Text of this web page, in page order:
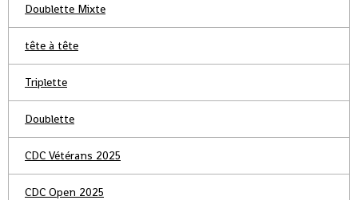
Doublette Mixte
tête à tête
Triplette
Doublette
CDC Vétérans 2025
CDC Open 2025